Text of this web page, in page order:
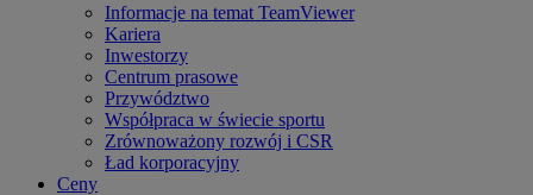
Informacje na temat TeamViewer
Kariera
Inwestorzy
Centrum prasowe
Przywództwo
Współpraca w świecie sportu
Zrównoważony rozwój i CSR
Ład korporacyjny
Ceny